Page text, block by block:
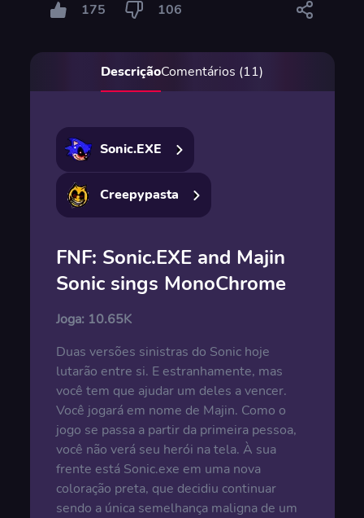
175 106
DescriçãoComentários (11)
Sonic.EXE
Creepypasta
FNF: Sonic.EXE and Majin
Sonic sings MonoChrome
Joga: 10.65K
Duas versões sinistras do Sonic hoje
lutarão entre si. E estranhamente, mas
você tem que ajudar um deles a vencer.
Você jogará em nome de Majin. Como o
jogo se passa a partir da primeira pessoa,
você não verá seu herói na tela. À sua
frente está Sonic.exe em uma nova
coloração preta, que decidiu continuar
sendo a única semelhança maligna de um